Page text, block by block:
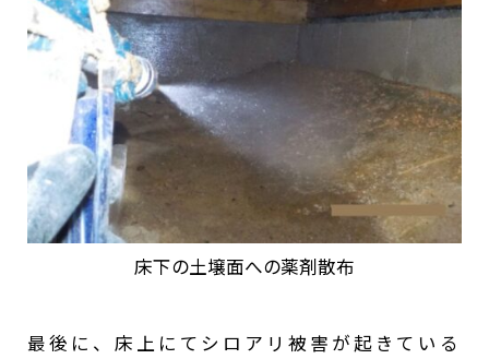
床下の土壌面への薬剤散布
最後に、床上にてシロアリ被害が起きている